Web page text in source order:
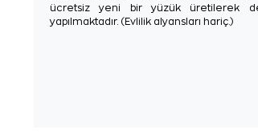
ücretsiz yeni bir yüzük üretilerek
yapılmaktadır. (Evlilik alyansları hariç.)